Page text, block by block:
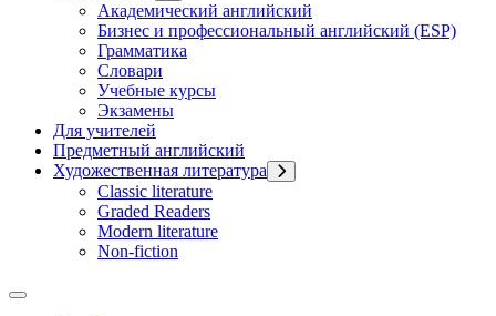
Академический английский
Бизнес и профессиональный английский (ESP)
Грамматика
Словари
Учебные курсы
Экзамены
Для учителей
Предметный английский
Художественная литература
Classic literature
Graded Readers
Modern literature
Non-fiction